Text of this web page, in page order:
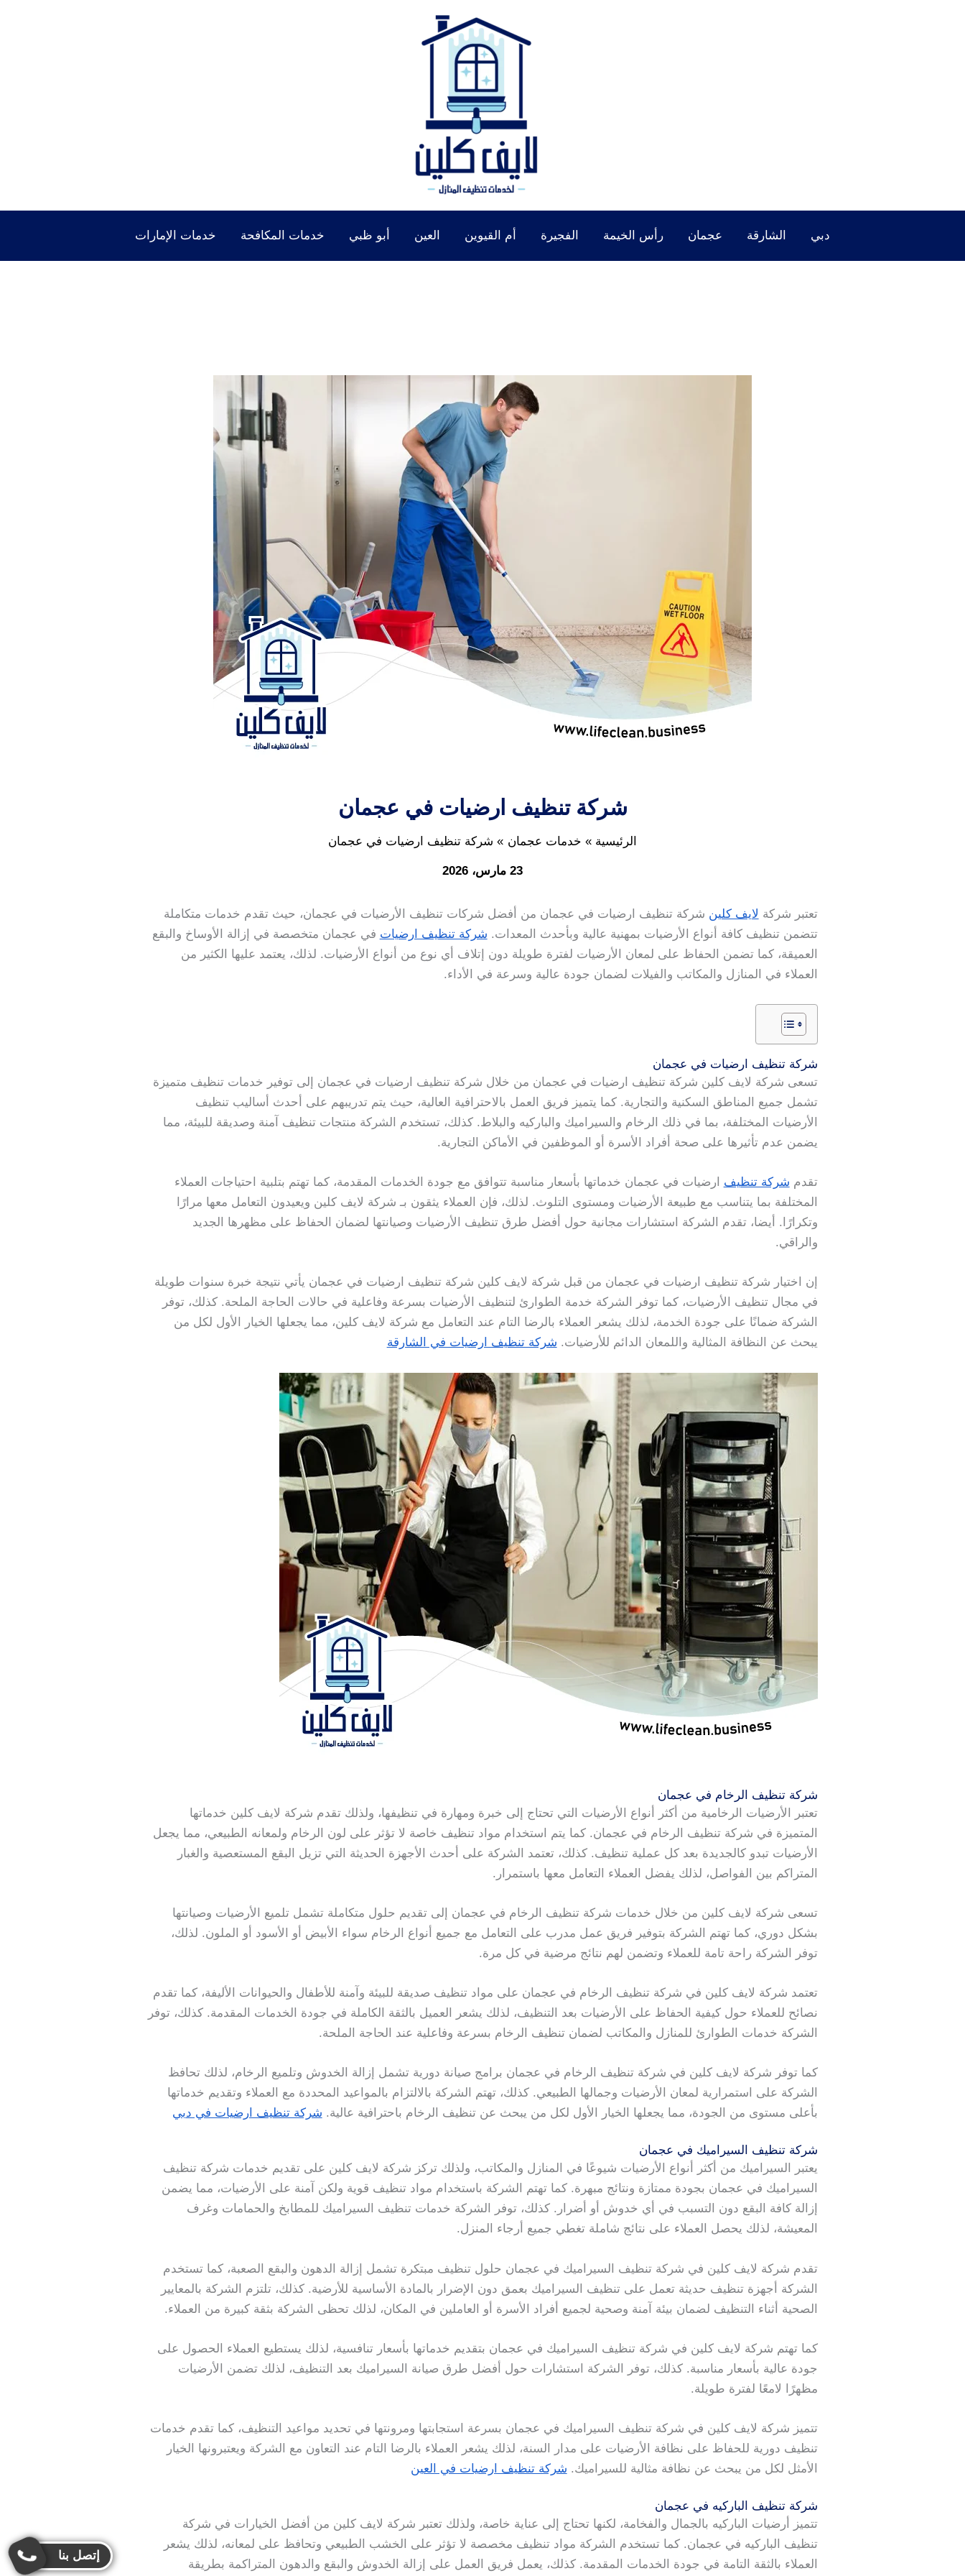
دبي الشارقة عجمان رأس الخيمة الفجيرة أم القيوين العين أبو ظبي خدمات المكافحة خدمات الإمارات
شركة تنظيف ارضيات في عجمان
الرئيسية خدمات عجمان شركة تنظيف ارضيات في عجمان
23 مارس، 2026
تعتبر شركة لايف كلين شركة تنظيف ارضيات في عجمان من أفضل شركات تنظيف الأرضيات في عجمان، حيث تقدم خدمات متكاملة
تتضمن تنظيف كافة أنواع الأرضيات بمهنية عالية وبأحدث المعدات. شركة تنظيف ارضيات في عجمان متخصصة في إزالة الأوساخ والبقع
العميقة، كما تضمن الحفاظ على لمعان الأرضيات لفترة طويلة دون إتلاف أي نوع من أنواع الأرضيات. لذلك، يعتمد عليها الكثير من
العملاء في المنازل والمكاتب والفيلات لضمان جودة عالية وسرعة في الأداء.
شركة تنظيف ارضيات في عجمان
تسعى شركة لايف كلين شركة تنظيف ارضيات في عجمان من خلال شركة تنظيف ارضيات في عجمان إلى توفير خدمات تنظيف متميزة
تشمل جميع المناطق السكنية والتجارية. كما يتميز فريق العمل بالاحترافية العالية، حيث يتم تدريبهم على أحدث أساليب تنظيف
الأرضيات المختلفة، بما في ذلك الرخام والسيراميك والباركيه والبلاط. كذلك، تستخدم الشركة منتجات تنظيف آمنة وصديقة للبيئة، مما
يضمن عدم تأثيرها على صحة أفراد الأسرة أو الموظفين في الأماكن التجارية.
تقدم شركة تنظيف ارضيات في عجمان خدماتها بأسعار مناسبة تتوافق مع جودة الخدمات المقدمة، كما تهتم بتلبية احتياجات العملاء
المختلفة بما يتناسب مع طبيعة الأرضيات ومستوى التلوث. لذلك، فإن العملاء يثقون بـ شركة لايف كلين ويعيدون التعامل معها مرارًا
وتكرارًا. أيضا، تقدم الشركة استشارات مجانية حول أفضل طرق تنظيف الأرضيات وصيانتها لضمان الحفاظ على مظهرها الجديد
والراقي.
إن اختيار شركة تنظيف ارضيات في عجمان من قبل شركة لايف كلين شركة تنظيف ارضيات في عجمان يأتي نتيجة خبرة سنوات طويلة
في مجال تنظيف الأرضيات، كما توفر الشركة خدمة الطوارئ لتنظيف الأرضيات بسرعة وفاعلية في حالات الحاجة الملحة. كذلك، توفر
الشركة ضمانًا على جودة الخدمة، لذلك يشعر العملاء بالرضا التام عند التعامل مع شركة لايف كلين، مما يجعلها الخيار الأول لكل من
يبحث عن النظافة المثالية واللمعان الدائم للأرضيات. شركة تنظيف ارضيات في الشارقة
شركة تنظيف الرخام في عجمان
تعتبر الأرضيات الرخامية من أكثر أنواع الأرضيات التي تحتاج إلى خبرة ومهارة في تنظيفها، ولذلك تقدم شركة لايف كلين خدماتها
المتميزة في شركة تنظيف الرخام في عجمان. كما يتم استخدام مواد تنظيف خاصة لا تؤثر على لون الرخام ولمعانه الطبيعي، مما يجعل
الأرضيات تبدو كالجديدة بعد كل عملية تنظيف. كذلك، تعتمد الشركة على أحدث الأجهزة الحديثة التي تزيل البقع المستعصية والغبار
المتراكم بين الفواصل، لذلك يفضل العملاء التعامل معها باستمرار.
تسعى شركة لايف كلين من خلال خدمات شركة تنظيف الرخام في عجمان إلى تقديم حلول متكاملة تشمل تلميع الأرضيات وصيانتها
بشكل دوري، كما تهتم الشركة بتوفير فريق عمل مدرب على التعامل مع جميع أنواع الرخام سواء الأبيض أو الأسود أو الملون. لذلك،
توفر الشركة راحة تامة للعملاء وتضمن لهم نتائج مرضية في كل مرة.
تعتمد شركة لايف كلين في شركة تنظيف الرخام في عجمان على مواد تنظيف صديقة للبيئة وآمنة للأطفال والحيوانات الأليفة، كما تقدم
نصائح للعملاء حول كيفية الحفاظ على الأرضيات بعد التنظيف، لذلك يشعر العميل بالثقة الكاملة في جودة الخدمات المقدمة. كذلك، توفر
الشركة خدمات الطوارئ للمنازل والمكاتب لضمان تنظيف الرخام بسرعة وفاعلية عند الحاجة الملحة.
كما توفر شركة لايف كلين في شركة تنظيف الرخام في عجمان برامج صيانة دورية تشمل إزالة الخدوش وتلميع الرخام، لذلك تحافظ
الشركة على استمرارية لمعان الأرضيات وجمالها الطبيعي. كذلك، تهتم الشركة بالالتزام بالمواعيد المحددة مع العملاء وتقديم خدماتها
بأعلى مستوى من الجودة، مما يجعلها الخيار الأول لكل من يبحث عن تنظيف الرخام باحترافية عالية. شركة تنظيف ارضيات في دبي
شركة تنظيف السيراميك في عجمان
يعتبر السيراميك من أكثر أنواع الأرضيات شيوعًا في المنازل والمكاتب، ولذلك تركز شركة لايف كلين على تقديم خدمات شركة تنظيف
السيراميك في عجمان بجودة ممتازة ونتائج مبهرة. كما تهتم الشركة باستخدام مواد تنظيف قوية ولكن آمنة على الأرضيات، مما يضمن
إزالة كافة البقع دون التسبب في أي خدوش أو أضرار. كذلك، توفر الشركة خدمات تنظيف السيراميك للمطابخ والحمامات وغرف
المعيشة، لذلك يحصل العملاء على نتائج شاملة تغطي جميع أرجاء المنزل.
تقدم شركة لايف كلين في شركة تنظيف السيراميك في عجمان حلول تنظيف مبتكرة تشمل إزالة الدهون والبقع الصعبة، كما تستخدم
الشركة أجهزة تنظيف حديثة تعمل على تنظيف السيراميك بعمق دون الإضرار بالمادة الأساسية للأرضية. كذلك، تلتزم الشركة بالمعايير
الصحية أثناء التنظيف لضمان بيئة آمنة وصحية لجميع أفراد الأسرة أو العاملين في المكان، لذلك تحظى الشركة بثقة كبيرة من العملاء.
كما تهتم شركة لايف كلين في شركة تنظيف السيراميك في عجمان بتقديم خدماتها بأسعار تنافسية، لذلك يستطيع العملاء الحصول على
جودة عالية بأسعار مناسبة. كذلك، توفر الشركة استشارات حول أفضل طرق صيانة السيراميك بعد التنظيف، لذلك تضمن الأرضيات
مظهرًا لامعًا لفترة طويلة.
تتميز شركة لايف كلين في شركة تنظيف السيراميك في عجمان بسرعة استجابتها ومرونتها في تحديد مواعيد التنظيف، كما تقدم خدمات
تنظيف دورية للحفاظ على نظافة الأرضيات على مدار السنة، لذلك يشعر العملاء بالرضا التام عند التعاون مع الشركة ويعتبرونها الخيار
الأمثل لكل من يبحث عن نظافة مثالية للسيراميك. شركة تنظيف ارضيات في العين
شركة تنظيف الباركيه في عجمان
تتميز أرضيات الباركيه بالجمال والفخامة، لكنها تحتاج إلى عناية خاصة، ولذلك تعتبر شركة لايف كلين من أفضل الخيارات في شركة
تنظيف الباركيه في عجمان. كما تستخدم الشركة مواد تنظيف مخصصة لا تؤثر على الخشب الطبيعي وتحافظ على لمعانه، لذلك يشعر
العملاء بالثقة التامة في جودة الخدمات المقدمة. كذلك، يعمل فريق العمل على إزالة الخدوش والبقع والدهون المتراكمة بطريقة
إتصل بنا